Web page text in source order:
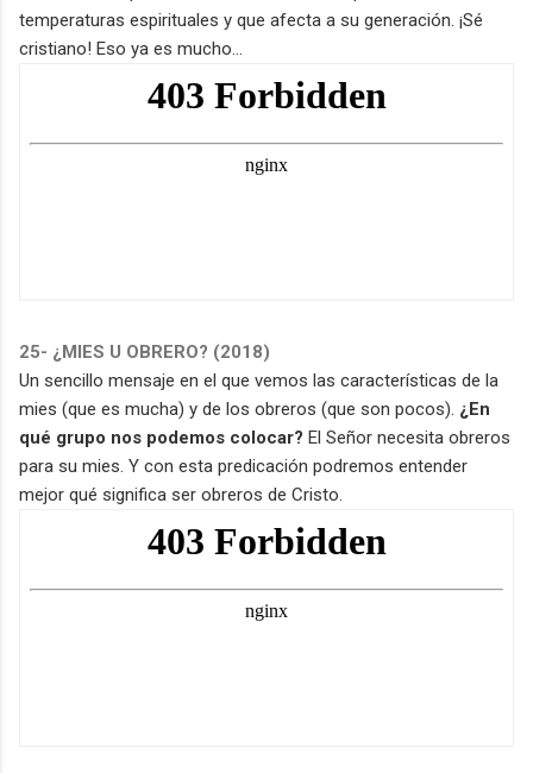
temperaturas espirituales y que afecta a su generación. ¡Sé
cristiano! Eso ya es mucho...
25- ¿MIES U OBRERO? (2018)
Un sencillo mensaje en el que vemos las características de la
mies (que es mucha) y de los obreros (que son pocos). ¿En
qué grupo nos podemos colocar? El Señor necesita obreros
para su mies. Y con esta predicación podremos entender
mejor qué significa ser obreros de Cristo.